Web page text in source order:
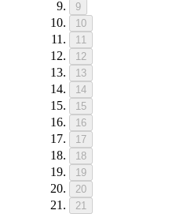
9
10
11
12
13
14
15
16
17
18
19
20
21